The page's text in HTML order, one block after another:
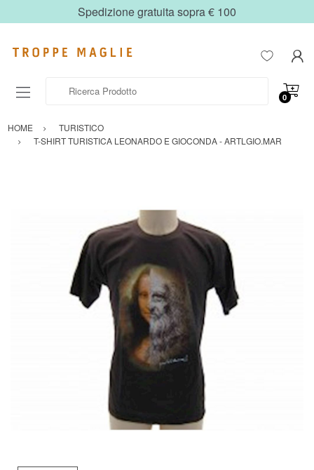
Spedizione gratuita sopra € 100
0
HOME
TURISTICO
T-SHIRT TURISTICA LEONARDO E GIOCONDA - ARTLGIO.MAR